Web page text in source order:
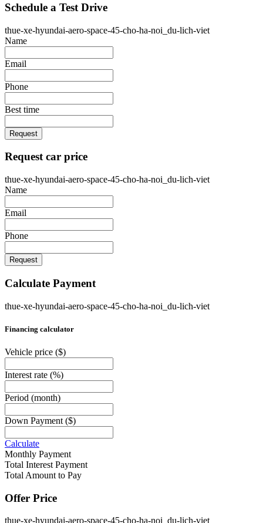
Schedule a Test Drive
thue-xe-hyundai-aero-space-45-cho-ha-noi_du-lich-viet
Name
Email
Phone
Best time
Request
Request car price
thue-xe-hyundai-aero-space-45-cho-ha-noi_du-lich-viet
Name
Email
Phone
Request
Calculate Payment
thue-xe-hyundai-aero-space-45-cho-ha-noi_du-lich-viet
Financing calculator
Vehicle price ($)
Interest rate (%)
Period (month)
Down Payment ($)
Calculate
Monthly Payment
Total Interest Payment
Total Amount to Pay
Offer Price
thue-xe-hyundai-aero-space-45-cho-ha-noi_du-lich-viet